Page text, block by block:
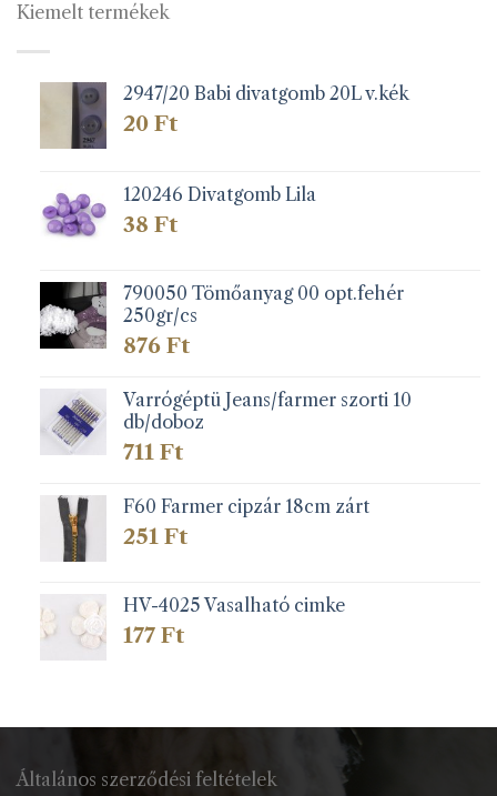
Kiemelt termékek
2947/20 Babi divatgomb 20L v.kék
20 Ft
120246 Divatgomb Lila
38 Ft
790050 Tömőanyag 00 opt.fehér
250gr/cs
876 Ft
Varrógéptü Jeans/farmer szorti 10
db/doboz
711 Ft
F60 Farmer cipzár 18cm zárt
251 Ft
HV-4025 Vasalható cimke
177 Ft
Általános szerződési feltételek